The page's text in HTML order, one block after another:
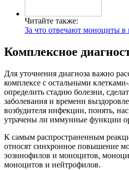
Читайте также:
За что отвечают моноциты в
Комплексное
Для уточнения диагноза важно
комплексе с остальными
определить стадию болезни,
заболевания и времени
возбудителя инфекции, понять,
утрачены ли иммунные функции
К самым распространенным
относят синхронное повышение
эозинофилов и моноцитов,
моноцитов и нейтрофилов.